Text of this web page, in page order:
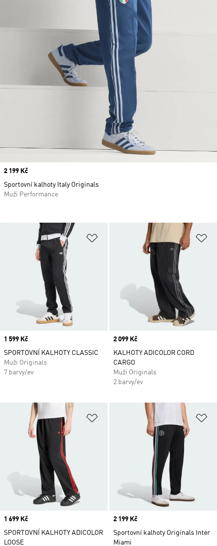
Přidat do seznamu přání
Price
1 599 Kč
SPORTOVNÍ KALHOTY CLASSIC
Muži Originals
7 barvy/ev
Price
2 099 Kč
KALHOTY ADICOLOR CORD
CARGO
Muži Originals
2 barvy/ev
Přidat do seznamu přání
Price
1 699 Kč
SPORTOVNÍ KALHOTY ADICOLOR
LOOSE
Price
2 199 Kč
Sportovní kalhoty Originals Inter
Miami
Price
2 199 Kč
Sportovní kalhoty Italy Originals
Muži Performance